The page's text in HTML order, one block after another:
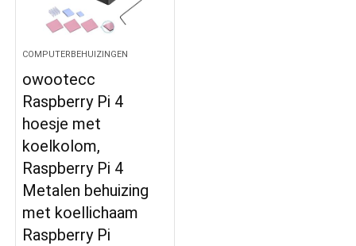
COMPUTERBEHUIZINGEN
owootecc
Raspberry Pi 4
hoesje met
koelkolom,
Raspberry Pi 4
Metalen behuizing
met koellichaam
Raspberry Pi